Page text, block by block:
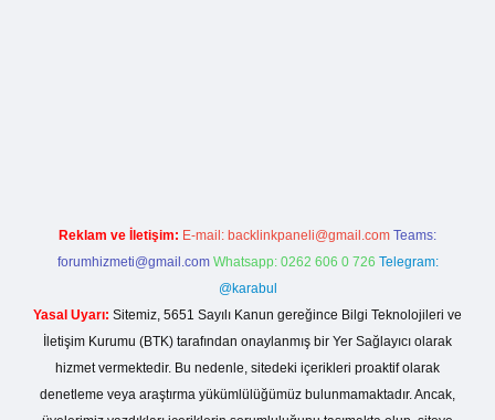
Reklam ve İletişim: E-mail: backlinkpaneli@gmail.com Teams:
forumhizmeti@gmail.com Whatsapp: 0262 606 0 726 Telegram:
@karabul
Yasal Uyarı: Sitemiz, 5651 Sayılı Kanun gereğince Bilgi Teknolojileri ve
İletişim Kurumu (BTK) tarafından onaylanmış bir Yer Sağlayıcı olarak
hizmet vermektedir. Bu nedenle, sitedeki içerikleri proaktif olarak
denetleme veya araştırma yükümlülüğümüz bulunmamaktadır. Ancak,